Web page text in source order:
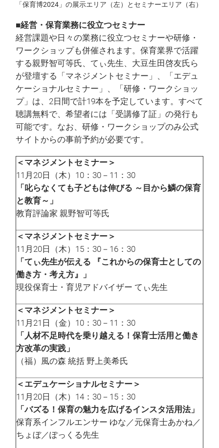
「保育博2024」の展示エリア（左）とセミナーエリア（右）
■経営・保育業務に役立つセミナー
経営課題や日々の業務に役立つセミナーや研修・
ワークショップも併催されます。保育業界で活躍
する親野智可等氏、てぃ先生、大豆生田啓友氏ら
が登壇する「マネジメントセミナー」、「エデュ
ケーショナルセミナー」、「研修・ワークショッ
プ」は、2日間で計19本を予定しています。すべて
聴講無料で、希望者には「受講修了証」の発行も
可能です。なお、研修・ワークショップのみ公式
サイトからの事前予約が必要です。
＜マネジメントセミナー＞
11月20日（木）10：30－11：30
「叱らなくても子どもは伸びる ～目から鱗の保育
と教育～」
教育評論家 親野智可等氏
＜マネジメントセミナー＞
11月20日（木）15：30－16：30
「てぃ先生が伝える 『これからの保育士としての
働き方・考え方』」
現役保育士・育児アドバイザー てぃ先生
＜マネジメントセミナー＞
11月21日（金）10：30－11：30
「人材不足時代を乗り越える！保育士活用と働き
方改革の実践」
（福）風の森 統括 野上美希氏
＜エデュケーショナルセミナー＞
11月20日（木）14：30－15：30
「バズる！保育の魅力を広げるインスタ活用法」
保育系インフルエンサー ゆな／元保育士あかね／
ちょぼ／ぽっくる先生